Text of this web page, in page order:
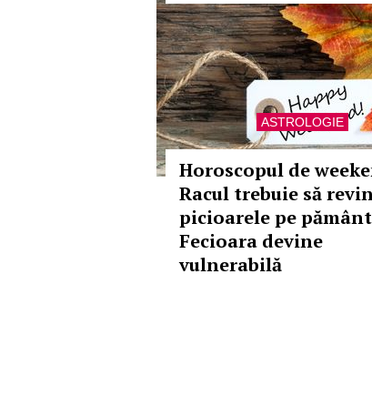
ASTROLOGIE
Horoscopul de
Racul trebuie să
picioarele pe
Fecioara devine
vulnerabilă